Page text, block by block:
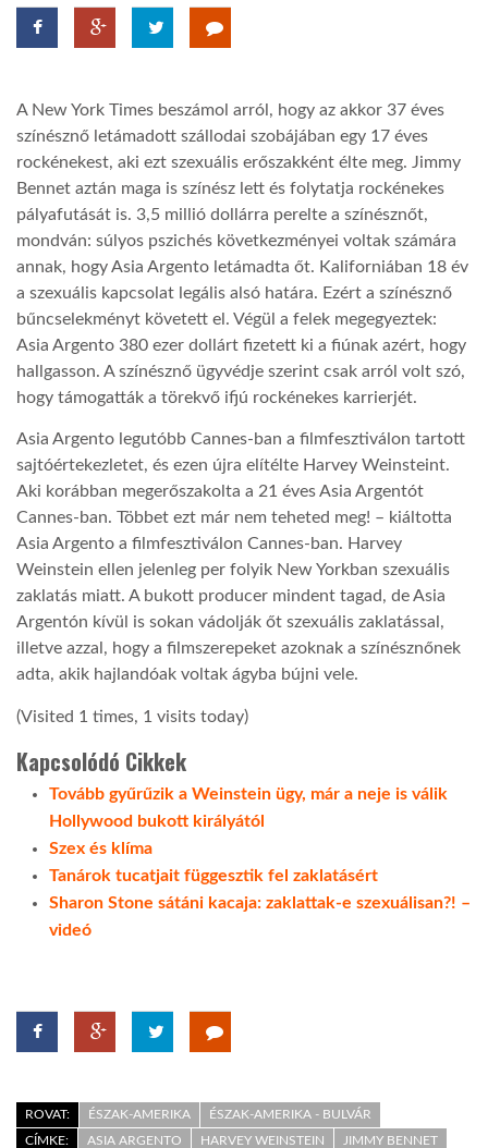
TROPICALMAGAZIN
AFRIKA TUDÁSTÁR
A NAP SZÉPE
LINKTR.EE
GLOBOZSARU
DOBRAVERO.HU
GLOBOBOOK
A New York Times beszámol arról, hogy az akkor 37 éves
színésznő letámadott szállodai szobájában egy 17 éves
rockénekest, aki ezt szexuális erőszakként élte meg. Jimmy
Bennet aztán maga is színész lett és folytatja rockénekes
pályafutását is. 3,5 millió dollárra perelte a színésznőt,
mondván: súlyos pszichés következményei voltak számára
annak, hogy Asia Argento letámadta őt. Kaliforniában 18 év
a szexuális kapcsolat legális alsó határa. Ezért a színésznő
bűncselekményt követett el. Végül a felek megegyeztek:
Asia Argento 380 ezer dollárt fizetett ki a fiúnak azért, hogy
hallgasson. A színésznő ügyvédje szerint csak arról volt szó,
hogy támogatták a törekvő ifjú rockénekes karrierjét.
Asia Argento legutóbb Cannes-ban a filmfesztiválon tartott
sajtóértekezletet, és ezen újra elítélte Harvey Weinsteint.
Aki korábban megerőszakolta a 21 éves Asia Argentót
Cannes-ban. Többet ezt már nem teheted meg! – kiáltotta
Asia Argento a filmfesztiválon Cannes-ban. Harvey
Weinstein ellen jelenleg per folyik New Yorkban szexuális
zaklatás miatt. A bukott producer mindent tagad, de Asia
Argentón kívül is sokan vádolják őt szexuális zaklatással,
illetve azzal, hogy a filmszerepeket azoknak a színésznőnek
adta, akik hajlandóak voltak ágyba bújni vele.
(Visited 1 times, 1 visits today)
Kapcsolódó Cikkek
Tovább gyűrűzik a Weinstein ügy, már a neje is válik
Hollywood bukott királyától
Szex és klíma
Tanárok tucatjait függesztik fel zaklatásért
Sharon Stone sátáni kacaja: zaklattak-e szexuálisan?! –
videó
ROVAT: ÉSZAK-AMERIKA
ÉSZAK-AMERIKA - BULVÁR
CÍMKE:
ASIA ARGENTO HARVEY WEINSTEIN
JIMMY BENNET